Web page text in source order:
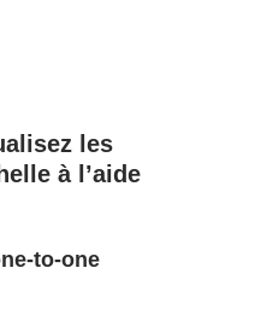
les
à l’aide
to-one